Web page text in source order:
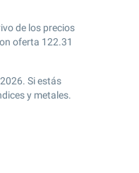
de los precios
oferta 122.31
Si estás
y metales.